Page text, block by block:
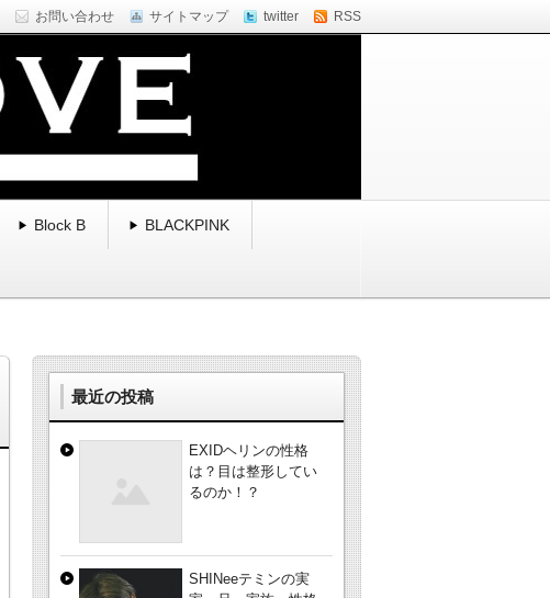
お問い合わせ サイトマップ twitter RSS
Block B BLACKPINK
最近の投稿
EXIDヘリンの性格
は？目は整形してい
るのか！？
SHINeeテミンの実